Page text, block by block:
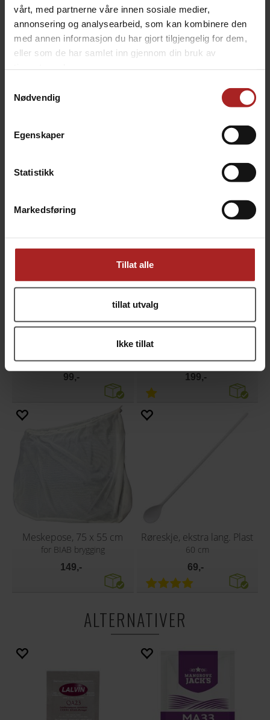
vårt, med partnerne våre innen sosiale medier,
annonsering og analysearbeid, som kan kombinere den
med annen informasjon du har gjort tilgjengelig for dem,
eller som de har samlet inn gjennom din bruk av
Nødvendig
Egenskaper
Statistikk
Markedsføring
Tillat alle
tillat utvalg
Ikke tillat
Glassbeholder 4 liter
lokk ikke inkludert
99,-
Meskepose, 70 x 85 cm
for BIAB brygging
199,-
Meskepose, 75 x 55 cm
for BIAB brygging
149,-
Røreskje, ekstra lang. Plast
60 cm
69,-
ALTERNATIVER